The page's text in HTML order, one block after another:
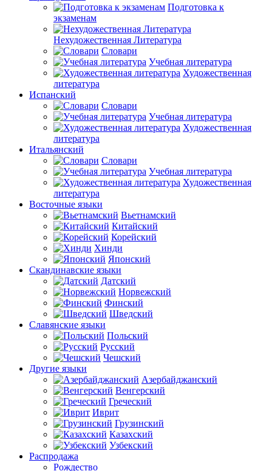
Подготовка к
экзаменам
Нехудожественная Литература
Словари
Учебная литература
Художественная
литература
Испанский
Словари
Учебная литература
Художественная
литература
Итальянский
Словари
Учебная литература
Художественная
литература
Восточные языки
Вьетнамский
Китайский
Корейский
Хинди
Японский
Скандинавские языки
Датский
Норвежский
Финский
Шведский
Славянские языки
Польский
Русский
Чешский
Другие языки
Азербайджанский
Венгерский
Греческий
Иврит
Грузинский
Казахский
Узбекский
Распродажа
Рождество